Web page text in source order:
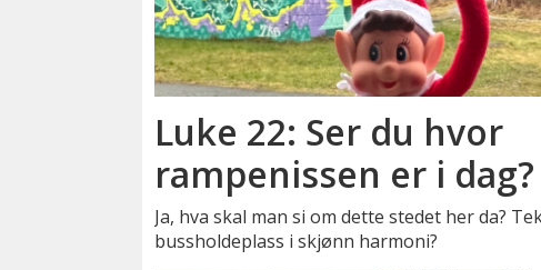
Luke 22: Ser du hvor
rampenissen er i dag?
Ja, hva skal man si om dette stedet her da?
bussholdeplass i skjønn harmoni?